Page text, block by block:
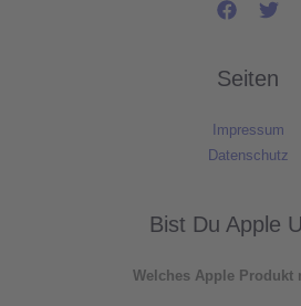
Seiten
Impressum
Datenschutz
Bist Du Apple
Welches Apple Produkt